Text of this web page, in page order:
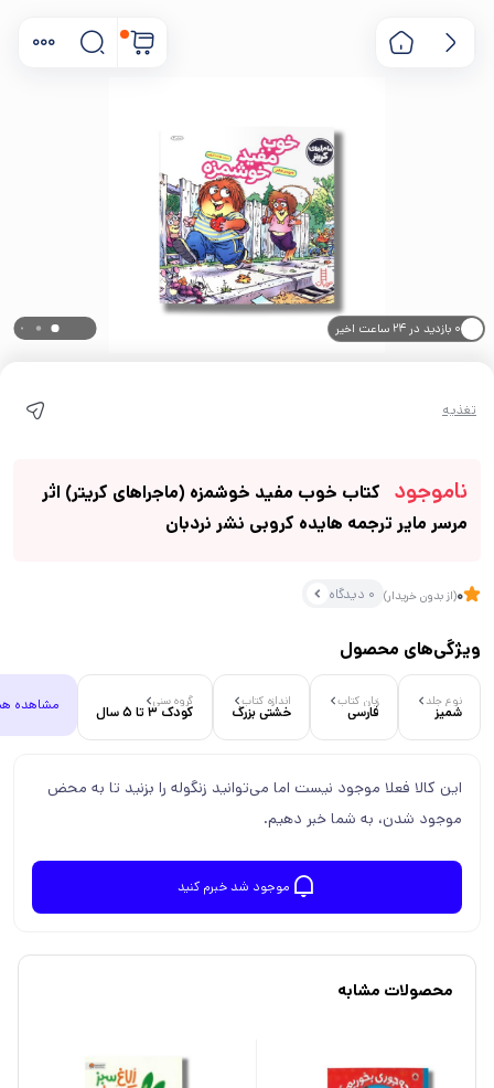
۰ بازدید در ۲۴ ساعت اخیر
تغذیه
ناموجود
کتاب خوب مفید خوشمزه (ماجراهای کریتر) اثر
مرسر مایر ترجمه هایده کروبی نشر نردبان
0(از بدون خریدار) 0 دیدگاه
ویژگی‌های محصول
نوع جلد
شمیز
زبان کتاب
فارسی
اندازه کتاب
خشتی بزرگ
گروه سنی
کودک 3 تا 5 سال مشاهده
این کالا فعلا موجود نیست اما می‌توانید زنگوله را بزنید تا به محض
موجود شدن، به شما خبر دهیم.
موجود شد خبرم کنید
محصولات مشابه